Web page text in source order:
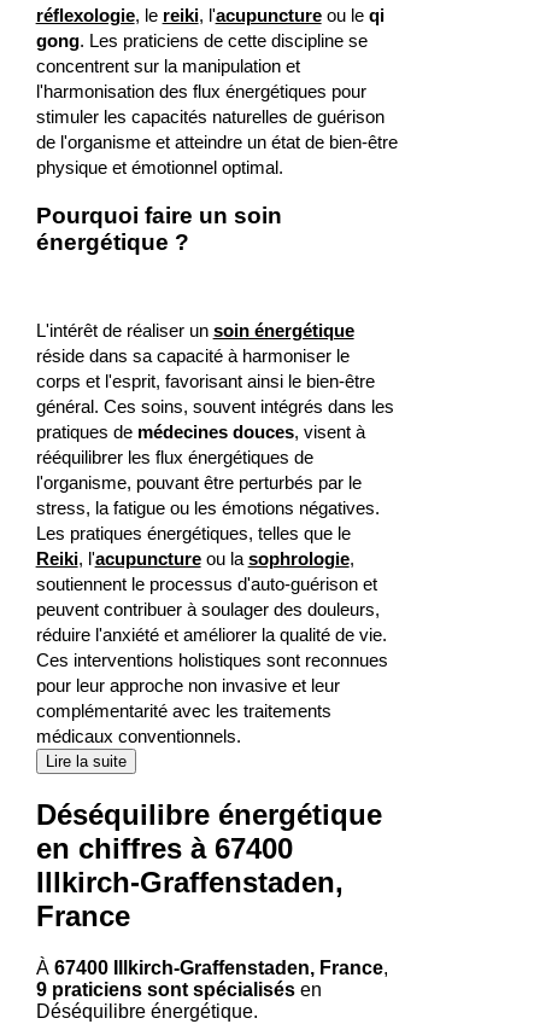
réflexologie, le reiki, l'acupunctureou le qi
gong. Les praticiens de cette discipline se
concentrent sur la manipulation et
l'harmonisation des flux énergétiques pour
stimuler les capacités naturelles de guérison
de l'organisme et atteindre un état de bien-être
physique et émotionnel optimal.
Pourquoi faire un soin
énergétique ?
L'intérêt de réaliser un soin énergétique
réside dans sa capacité à harmoniser le
corps et l'esprit, favorisant ainsi le bien-être
général. Ces soins, souvent intégrés dans les
pratiques de médecines douces, visent à
rééquilibrer les flux énergétiques de
l'organisme, pouvant être perturbés par le
stress, la fatigue ou les émotions négatives.
Les pratiques énergétiques, telles que le
Reiki, l'acupunctureou la sophrologie,
soutiennent le processus d'auto-guérison et
peuvent contribuer à soulager des douleurs,
réduire l'anxiété et améliorer la qualité de vie.
Ces interventions holistiques sont reconnues
pour leur approche non invasive et leur
complémentarité avec les traitements
médicaux conventionnels.
Lire la suite
Déséquilibre énergétique
en chiffres à 67400
Illkirch-Graffenstaden,
France
À 67400 Illkirch-Graffenstaden, France,
9 praticiens sont spécialisésen
Déséquilibre énergétique.